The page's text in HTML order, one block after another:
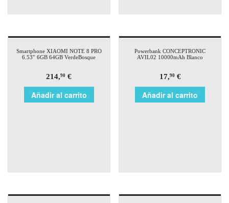
Smartphone XIAOMI NOTE 8 PRO
6.53″ 6GB 64GB VerdeBosque
214,90 €
Añadir al carrito
Powerbank CONCEPTRONIC
AVIL02 10000mAh Blanco
17,90€
Añadir al carrito